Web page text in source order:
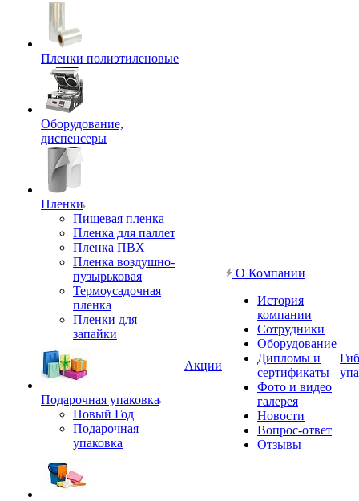
Пленки полиэтиленовые
Оборудование,
диспенсеры
Пленки
Пищевая пленка
Пленка для паллет
Пленка ПВХ
Пленка воздушно-
пузырьковая
Термоусадочная
пленка
Пленки для
запайки
Подарочная упаковка
Новый Год
Подарочная
упаковка
Акции
О Компании
История
компании
Сотрудники
Оборудование
Дипломы и
сертификаты
Фото и видео
галерея
Новости
Вопрос-ответ
Отзывы